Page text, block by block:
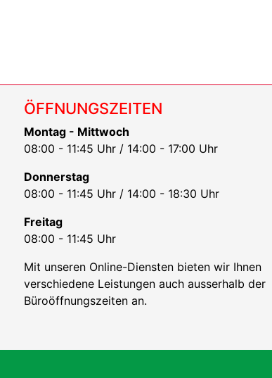
ÖFFNUNGSZEITEN
Montag - Mittwoch
08:00 - 11:45 Uhr / 14:00 - 17:00 Uhr
Donnerstag
08:00 - 11:45 Uhr / 14:00 - 18:30 Uhr
Freitag
08:00 - 11:45 Uhr
Mit unseren Online-Diensten bieten wir Ihnen
verschiedene Leistungen auch ausserhalb der
Büroöffnungszeiten an.